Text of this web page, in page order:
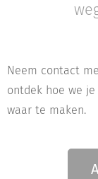
Neem contact
ontdek hoe we
waar te maken.